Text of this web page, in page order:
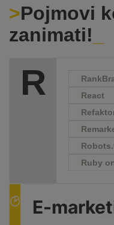
Pojmovi
zanimati!
R
React
Ruby
E-